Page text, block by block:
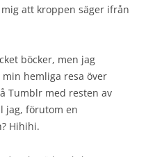
att kroppen säger ifrån
böcker, men jag
hemliga resa över
Tumblr med resten av
jag, förutom en
Hihihi.